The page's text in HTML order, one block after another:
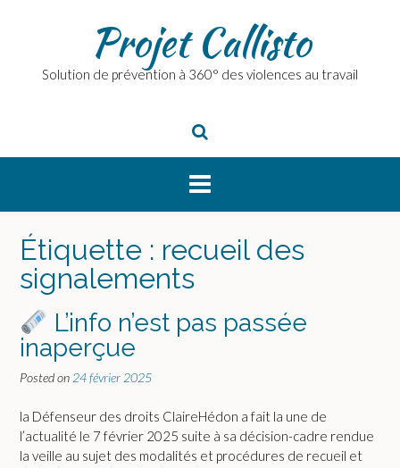
Projet Callisto
Solution de prévention à 360° des violences au travail
Étiquette : recueil des
signalements
L’info n’est pas passée
inaperçue
Posted on 24 février 2025
la Défenseur des droits ClaireHédon a fait la une de
l’actualité le 7 février 2025 suite à sa décision-cadre rendue
la veille au sujet des modalités et procédures de recueil et